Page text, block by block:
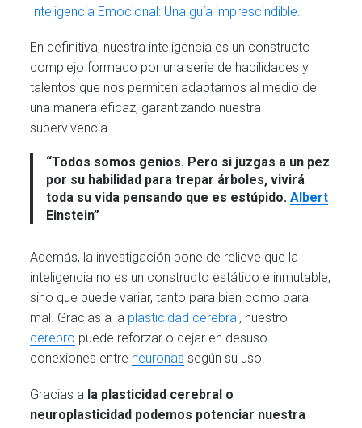
Inteligencia Emocional: Una guía imprescindible.
En definitiva, nuestra inteligencia es un constructo
complejo formado por una serie de habilidades y
talentos que nos permiten adaptarnos al medio de
una manera eficaz, garantizando nuestra
supervivencia.
“Todos somos genios. Pero si juzgas a un pez
por su habilidad para trepar árboles, vivirá
toda su vida pensando que es estúpido.Albert
Einstein”
Además, la investigación pone de relieve que la
inteligencia no es un constructo estático e inmutable,
sino que puede variar, tanto para bien como para
mal. Gracias a la plasticidad cerebral , nuestro
cerebro puede reforzar o dejar en desuso
conexiones entre neuronas según su uso.
Gracias a la plasticidad cerebral o
neuroplasticidad podemos potenciar nuestra